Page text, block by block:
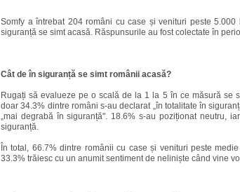
Somfy a întrebat 204 români cu case și venituri peste
siguranță se simt acasă. Răspunsurile au fost colectate în
Cât de în siguranță se simt românii acasă?
Rugați să evalueze pe o scală de la 1 la 5 în ce măsură se
doar 34.3% dintre români s-au declarat „în totalitate în
„mai degrabă în siguranță". 18.6% s-au poziționat neutru,
siguranță.
În total, 66.7% dintre românii cu case și venituri peste
33.3% trăiesc cu un anumit sentiment de neliniște când vine